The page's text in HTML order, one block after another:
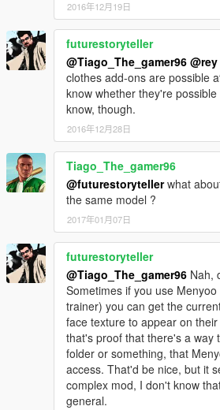
2016年12月19日
futurestoryteller
@Tiago_The_gamer96
clothes add-ons are possible
know whether they're
know, though.
2016年12月28日
Tiago_The_gamer96
@futurestorytellerwhat
the same model ?
2017年01月07日
futurestoryteller
@Tiago_The_gamer96 Nah,
Sometimes if you use
trainer) you can get the
face texture to appear on
that's proof that there's a way
folder or something, that
access. That'd be nice, but it
complex mod, I don't know
general.